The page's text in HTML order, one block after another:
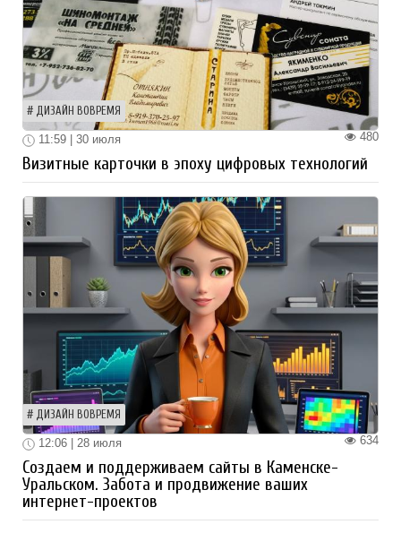
ДИЗАЙН ВОВРЕМЯ
480
11:59 | 30 июля
Визитные карточки в эпоху цифровых технологий
ДИЗАЙН ВОВРЕМЯ
634
12:06 | 28 июля
Создаем и поддерживаем сайты в Каменске-
Уральском. Забота и продвижение ваших
интернет-проектов